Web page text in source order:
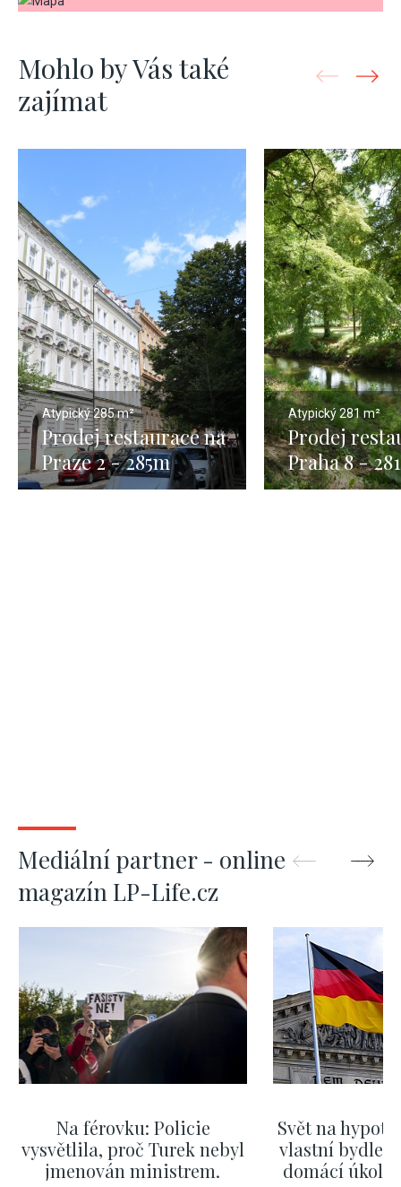
Mohlo by Vás také
zajímat
Atypický285 m²
Prodej restaurace na
Praze 2 - 285m
Atypický281 m²
Prodej
Praha 8 -
Mediální partner - online
magazín LP-Life.cz
Na férovku: Policie
vysvětlila, proč Turek nebyl
jmenován ministrem.
Svět na
vlastní
domácí úkol.